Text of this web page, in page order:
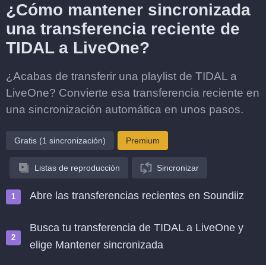
¿Cómo mantener sincronizada
una transferencia reciente de
TIDAL a LiveOne?
¿Acabas de transferir una playlist de TIDAL a
LiveOne? Convierte esa transferencia reciente en
una sincronización automática en unos pasos.
Gratis (1 sincronización) Premium
Listas de reproducción Sincronizar
Abre las transferencias recientes en Soundiiz
Busca tu transferencia de TIDAL a LiveOne y
elige Mantener sincronizada